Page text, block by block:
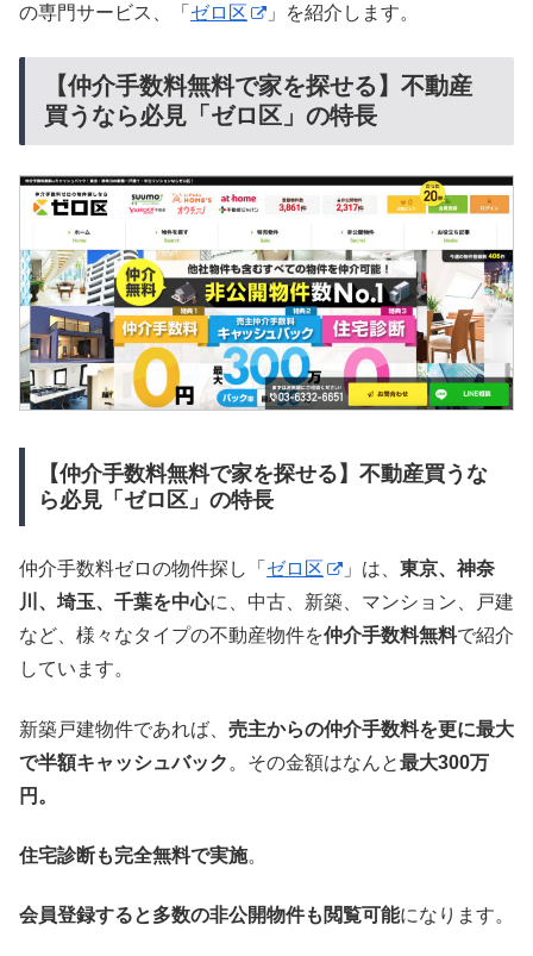
の専門サービス、「 ゼロ区 」を紹介します。
【仲介手数料無料で家を探せる】不動産
買うなら必見「ゼロ区」の特長
【仲介手数料無料で家を探せる】不動産買うな
ら必見「ゼロ区」の特長
仲介手数料ゼロの物件探し「 ゼロ区 」は、 東京、神奈
川、埼玉、千葉を中心に、中古、新築、マンション、戸建
など、様々なタイプの不動産物件を仲介手数料無料で紹介
しています。
新築戸建物件であれば、 売主からの仲介手数料を更に最大
で半額キャッシュバック 。その金額はなんと最大300万
円。
住宅診断も完全無料で実施。
会員登録すると多数の非公開物件も閲覧可能になります。